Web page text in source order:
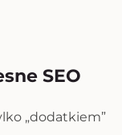
SEO
„dodatkiem”